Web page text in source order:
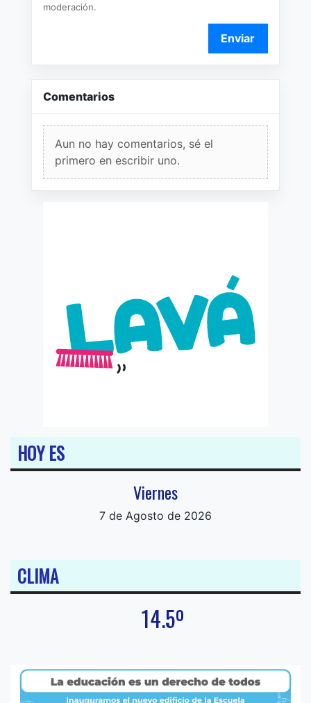
moderación.
Enviar
Comentarios
Aun no hay comentarios, sé el
primero en escribir uno.
HOY ES
Viernes
7 de Agosto de 2026
CLIMA
14.5º